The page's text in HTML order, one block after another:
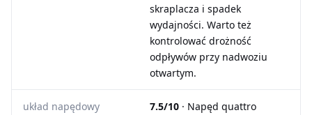
skraplacza i spadek
wydajności. Warto też
kontrolować drożność
odpływów przy nadwoziu
otwartym.
układ napędowy 7.5/10 · Napęd quattro